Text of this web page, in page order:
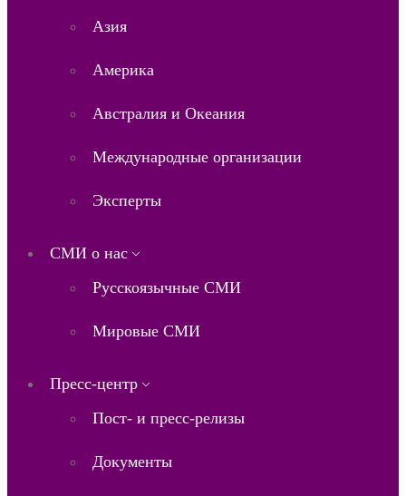
Азия
Америка
Австралия и Океания
Международные организации
Эксперты
СМИ о нас
Русскоязычные СМИ
Мировые СМИ
Пресс-центр
Пост- и пресс-релизы
Документы